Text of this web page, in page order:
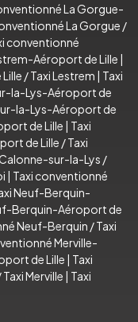
La Gorgue-
La Gorgue /
conventionné
Aéroport de Lille |
/Taxi Lestrem | Taxi
la-Lys-Aéroport de
la-Lys-Aéroport de
de Lille | Taxi
de Lille /Taxi
sur-la-Lys /
| Taxi conventionné
Neuf-Berquin-
Berquin-Aéroport de
Neuf-Berquin /Taxi
Merville-
de Lille | Taxi
Taxi Merville | Taxi